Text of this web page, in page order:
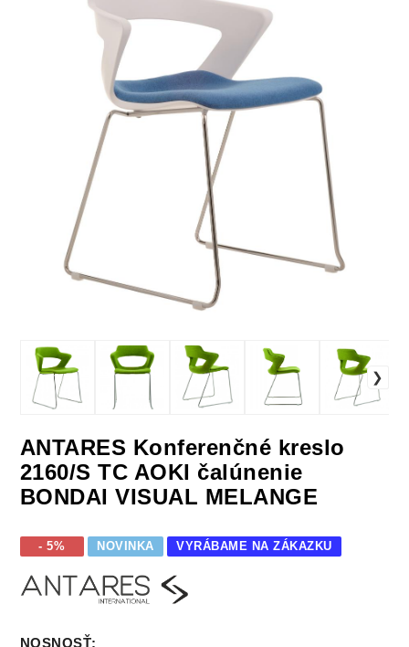
ANTARES Konferenčné kreslo
2160/S TC AOKI čalúnenie
BONDAI VISUAL MELANGE
- 5% NOVINKA VYRÁBAME NA ZÁKAZKU
NOSNOSŤ: